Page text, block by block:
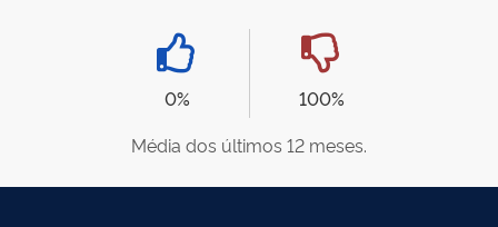
0%
100%
Média dos últimos 12 meses.